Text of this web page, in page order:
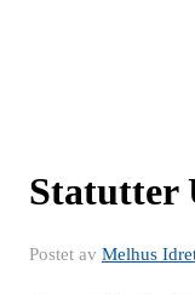
Statutter
Postet av Melhus